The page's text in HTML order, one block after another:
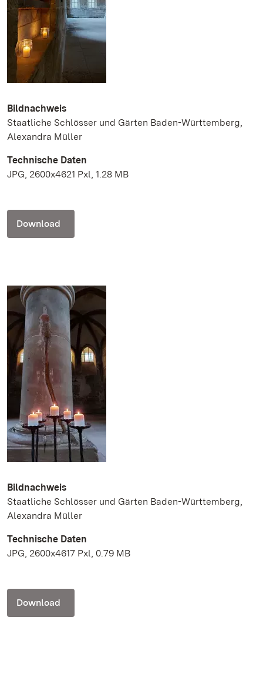
Bildnachweis
Staatliche Schlösser und Gärten Baden-Württemberg,
Alexandra Müller
Technische Daten
JPG, 2600x4621 Pxl, 1.28 MB
Download
Bildnachweis
Staatliche Schlösser und Gärten Baden-Württemberg,
Alexandra Müller
Technische Daten
JPG, 2600x4617 Pxl, 0.79 MB
Download